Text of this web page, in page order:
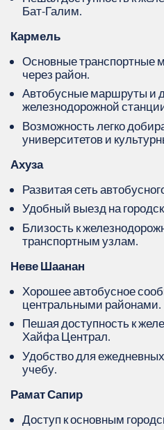
Бат-Галим.
Кармель
Основные транспортные
через район.
Автобусные маршруты и
железнодорожной
Возможность легко
университетов и
Ахуза
Развитая сеть
Удобный выезд на
Близость к
транспортным узлам.
Неве Шаанан
Хорошее автобусное
центральными районами.
Пешая доступность к
Хайфа Централ.
Удобство для
учебу.
Рамат Сапир
Доступ к основным